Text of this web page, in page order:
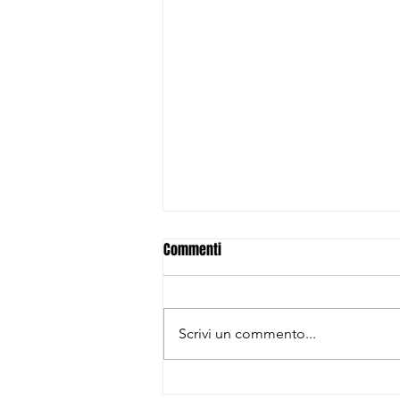
Commenti
Scrivi un commento...